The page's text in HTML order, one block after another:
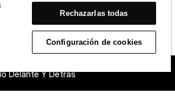
Delante Y Detrás
Rechazarlas todas
Configuración de cookies